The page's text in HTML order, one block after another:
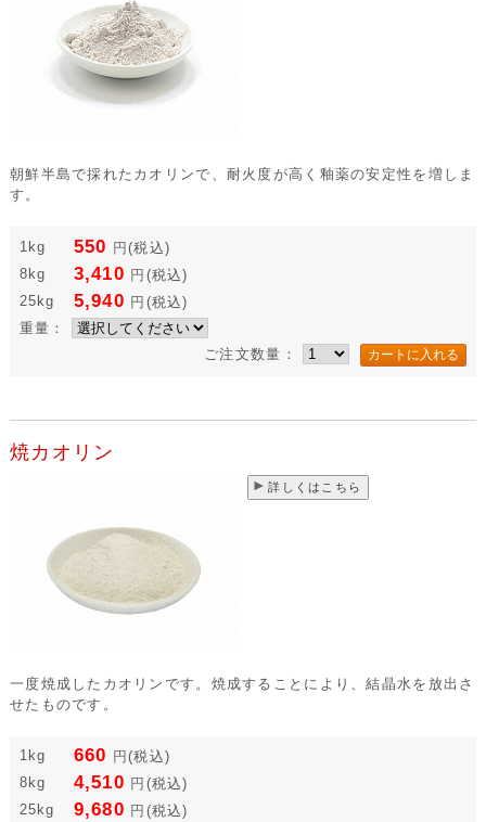
朝鮮半島で採れたカオリンで、耐火度が高く釉薬の安定性を増しま
す。
1kg 550 円 (税込)
8kg
3,410 円 (税込)
25kg
5,940 円 (税込)
重量：
ご注文数量：
焼カオリン
詳しくはこちら
一度焼成したカオリンです。焼成することにより、結晶水を放出さ
せたものです。
1kg 660 円 (税込)
8kg
4,510 円 (税込)
25kg
9,680 円 (税込)